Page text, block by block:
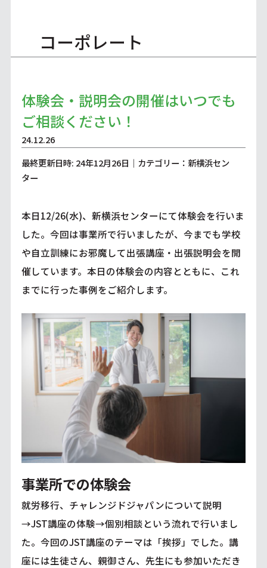
コーポレート
体験会・説明会の開催はいつでも
ご相談ください！
24.12.26
最終更新日時: 24年12月26日｜カテゴリー：新横浜セン
ター
本日12/26(水)、新横浜センターにて体験会を行いま
した。今回は事業所で行いましたが、今までも学校
や自立訓練にお邪魔して出張講座・出張説明会を開
催しています。本日の体験会の内容とともに、これ
までに行った事例をご紹介します。
事業所での体験会
就労移行、チャレンジドジャパンについて説明
→JST講座の体験→個別相談という流れで行いまし
た。今回のJST講座のテーマは「挨拶」でした。講
座には生徒さん、親御さん、先生にも参加いただき